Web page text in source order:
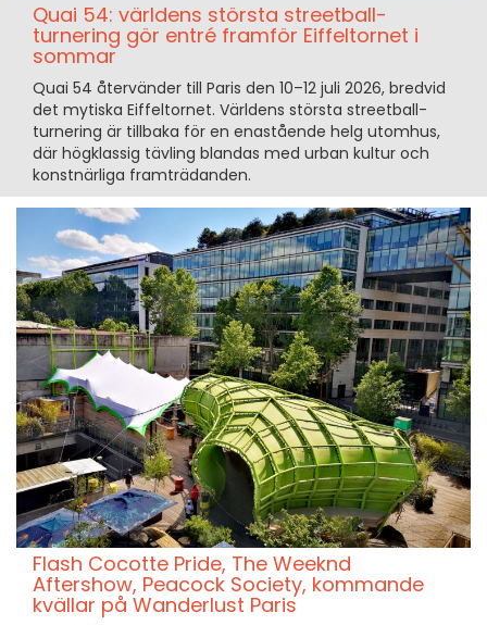
Quai 54: världens största streetball-
turnering gör entré framför Eiffeltornet i
sommar
Quai 54 återvänder till Paris den 10–12 juli 2026, bredvid
det mytiska Eiffeltornet. Världens största streetball-
turnering är tillbaka för en enastående helg utomhus,
där högklassig tävling blandas med urban kultur och
konstnärliga framträdanden.
Flash Cocotte Pride, The Weeknd
Aftershow, Peacock Society, kommande
kvällar på Wanderlust Paris